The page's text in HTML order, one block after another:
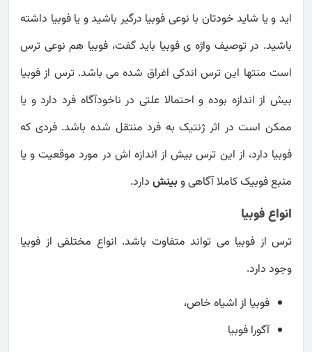
اید و یا شاید خودتان با نوعی فوبیا درگیر باشید و یا فوبیا داشته
باشید. در توصیف واژه ی فوبیا باید گفت، فوبیا هم نوعی ترس
است منتها این ترس اندکی اغراق شده می باشد. ترس از فوبیا
بیش از اندازه بوده و احتمالا علتی در ناخودآگاه فرد دارد و یا
ممکن است در اثر ژنتیک به فرد منتقل شده باشد. فردی که
فوبیا دارد، از این ترس بیش از اندازه اش در مورد موقعیت و یا
منبع فوبیک کاملا آگاهی وبینشدارد.
انواع فوبیا
ترس از فوبیا می تواند متفاوت باشد. انواع مختلفی از فوبیا
وجود دارد.
فوبیا از اشیاه خاص،
آگورا فوبیا